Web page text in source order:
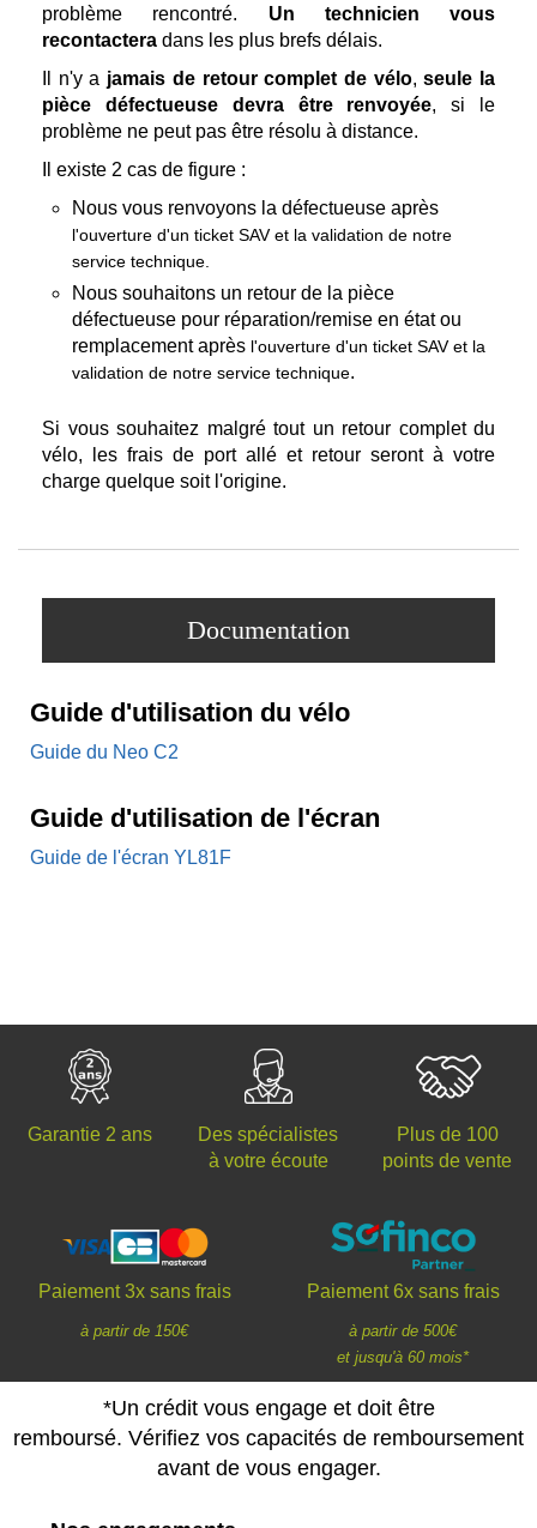
problème rencontré. Un technicien vous
recontactera dans les plus brefs délais.
Il n'y a jamais de retour complet de vélo,seule la
pièce défectueuse devra être renvoyée, si le
problème ne peut pas être résolu à distance.
Il existe 2 cas de figure :
Nous vous renvoyons la défectueuse après
l'ouverture d'un ticket SAV et la validation de notre
service technique.
Nous souhaitons un retour de la pièce
défectueuse pour réparation/remise en état ou
remplacement après l'ouverture d'un ticket SAV et la
validation de notre service technique.
Si vous souhaitez malgré tout un retour complet du
vélo, les frais de port allé et retour seront à votre
charge quelque soit l'origine.
Documentation
Guide d'utilisation du vélo
Guide du Neo C2
Guide d'utilisation de l'écran
Guide de l'écran YL81F
Garantie 2 ans
Des spécialistes
à votre écoute
Plus de 100
points de vente
Paiement 3x sans frais
à partir de 150€
Paiement 6x sans frais
à partir de 500€
et jusqu'à 60 mois*
*Un crédit vous engage et doit être
remboursé. Vérifiez vos capacités de remboursement
avant de vous engager.